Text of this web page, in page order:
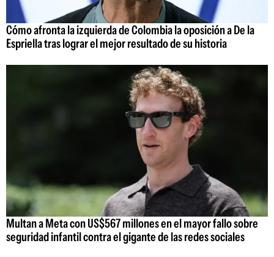
Cómo afronta la izquierda de Colombia la oposición a De la
Espriella tras lograr el mejor resultado de su historia
Multan a Meta con US$567 millones en el mayor fallo sobre
seguridad infantil contra el gigante de las redes sociales